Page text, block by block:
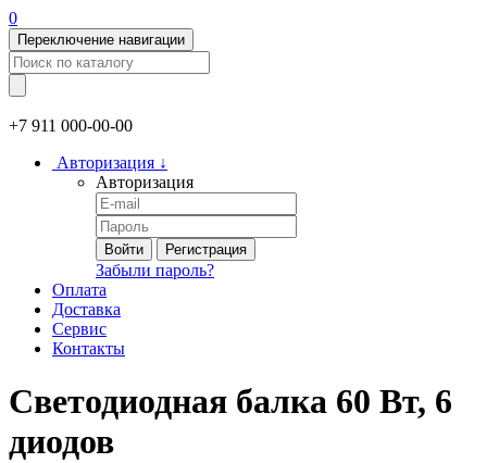
0
Переключение навигации
+7 911 000-00-00
Авторизация ↓
Авторизация
Войти Регистрация
Забыли пароль?
Оплата
Доставка
Сервис
Контакты
Светодиодная балка 60 Вт, 6
диодов